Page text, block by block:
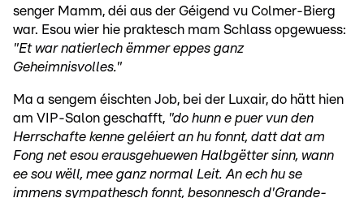
senger Mamm, déi aus der Géigend vu Colmer-Bierg
war. Esou wier hie praktesch mam Schlass opgewuess:
"Et war natierlech ëmmer eppes ganz
Geheimnisvolles."
Ma a sengem éischten Job, bei der Luxair, do hätt hien
am VIP-Salon geschafft, "do hunn e puer vun den
Herrschafte kenne geléiert an hu fonnt, datt dat am
Fong net esou erausgehuewen Halbgëtter sinn, wann
ee sou wëll, mee ganz normal Leit. An ech hu se
immens sympathesch fonnt, besonnesch d'Grande-